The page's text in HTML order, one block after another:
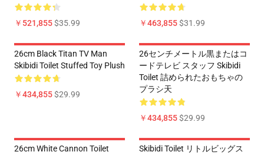
￥521,855$35.99 ￥463,855$31.99
26cm Black Titan TV Man
Skibidi Toilet Stuffed Toy Plush
￥434,855$29.99
26センチメートル黒またはコ
ードテレビ スタッフ Skibidi
Toilet 詰められたおもちゃの
プラシ天
￥434,855$29.99
26cm White Cannon Toilet
Skibidi Toilet リトルビッグス